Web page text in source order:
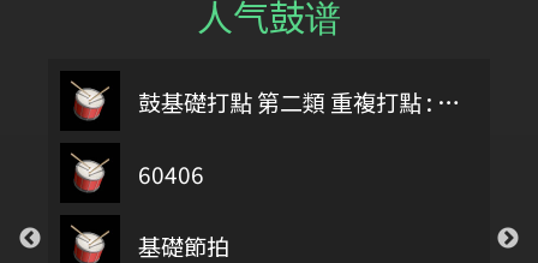
人气鼓谱
鼓基礎打點 第二類 重複打點 : DIDDLE RUDIMENTS
60406
基礎節拍